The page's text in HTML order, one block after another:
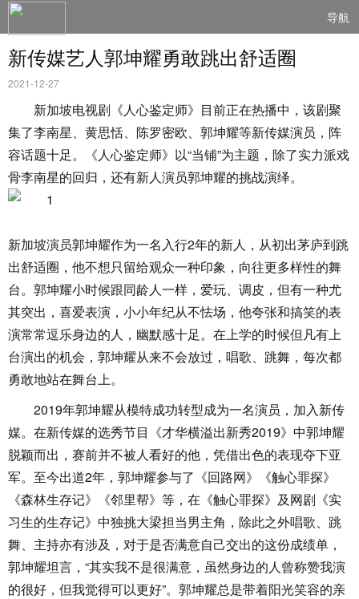
导航
新传媒艺人郭坤耀勇敢跳出舒适圈
2021-12-27
新加坡电视剧《人心鉴定师》目前正在热播中，该剧聚
集了李南星、黄思恬、陈罗密欧、郭坤耀等新传媒演员，阵
容话题十足。《人心鉴定师》以“当铺”为主题，除了实力派戏
骨李南星的回归，还有新人演员郭坤耀的挑战演绎。
新加坡演员郭坤耀作为一名入行2年的新人，从初出茅庐到跳
出舒适圈，他不想只留给观众一种印象，向往更多样性的舞
台。郭坤耀小时候跟同龄人一样，爱玩、调皮，但有一种尤
其突出，喜爱表演，小小年纪从不怯场，他夸张和搞笑的表
演常常逗乐身边的人，幽默感十足。在上学的时候但凡有上
台演出的机会，郭坤耀从来不会放过，唱歌、跳舞，每次都
勇敢地站在舞台上。
2019年郭坤耀从模特成功转型成为一名演员，加入新传
媒。在新传媒的选秀节目《才华横溢出新秀2019》中郭坤耀
脱颖而出，赛前并不被人看好的他，凭借出色的表现夺下亚
军。至今出道2年，郭坤耀参与了《回路网》《触心罪探》
《森林生存记》《邻里帮》等，在《触心罪探》及网剧《实
习生的生存记》中独挑大梁担当男主角，除此之外唱歌、跳
舞、主持亦有涉及，对于是否满意自己交出的这份成绩单，
郭坤耀坦言，“其实我不是很满意，虽然身边的人曾称赞我演
的很好，但我觉得可以更好”。郭坤耀总是带着阳光笑容的亲